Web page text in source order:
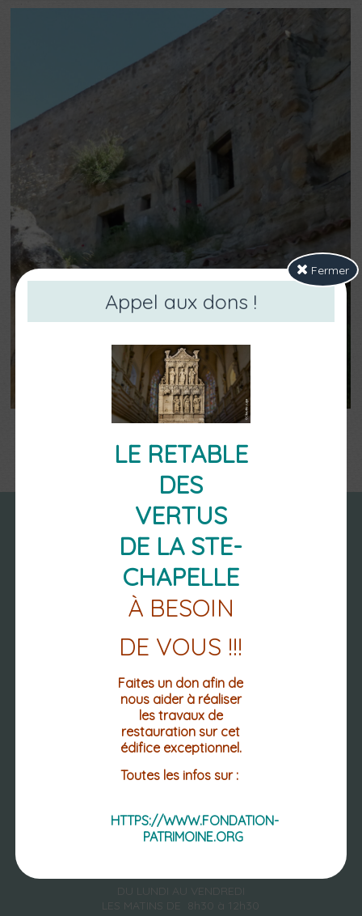
Retour
NOUS
RETROUVER
PLACE DE L'HOTEL DE VILLE
CS 10028
Mentions légales
DU LUNDI AU VENDREDI
LES MATINS DE 8h30 à 12h30
Fermer
Appel aux dons !
LE RETABLE
DES
VERTUS
DE LA STE-
CHAPELLE
À BESOIN
DE VOUS !!!
Faites un don afin de
nous aider à réaliser
les travaux de
restauration sur cet
édifice exceptionnel.
Toutes les infos sur :
HTTPS://WWW.FONDATION-
PATRIMOINE.ORG